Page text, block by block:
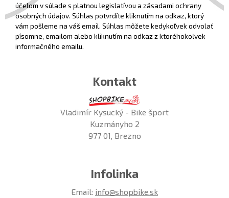
účelom v súlade s platnou legislatívou a zásadami ochrany
osobných údajov. Súhlas potvrdíte kliknutím na odkaz, ktorý
vám pošleme na váš email. Súhlas môžete kedykoľvek odvolať
písomne, emailom alebo kliknutím na odkaz z ktoréhokoľvek
informačného emailu.
Kontakt
Vladimír Kysucký - Bike šport
Kuzmányho 2
977 01, Brezno
Infolinka
Email: info@shopbike.sk